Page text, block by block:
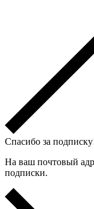
Спасибо за
На ваш почтовый
подписки.